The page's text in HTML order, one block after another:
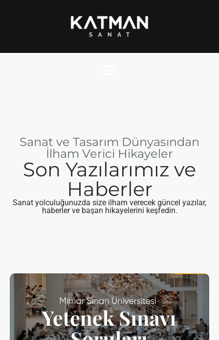
Sanat ve Tasarım Dünyasından
İlham Verici Hikayeler
Son Yazılarımız ve
Haberler
Sanat yolculuğunuzda size ilham verecek güncel yazılar,
haberler ve başarı hikayelerini keşfedin.